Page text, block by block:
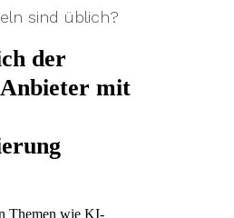
sind üblich?
der
mit
Themen wie KI-